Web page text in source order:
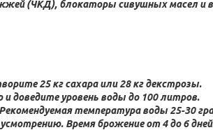
(ЧКД), блокаторы сивушных масел и
25 кг сахара или 28 кг декстрозы.
доведите уровень воды до 100 литров.
температура воды 25-30
Время брожение от 4 до 6